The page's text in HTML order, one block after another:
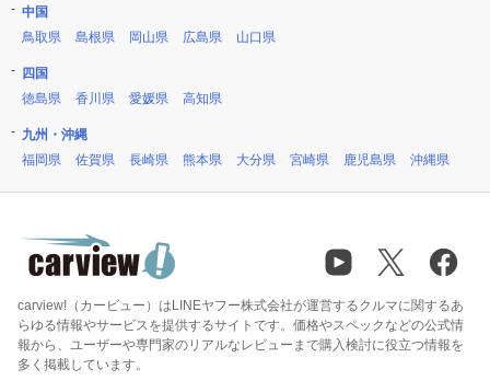
中国
鳥取県
島根県 岡山県 広島県 山口県
四国
徳島県
香川県 愛媛県 高知県
九州・沖縄
福岡県
佐賀県 長崎県 熊本県 大分県 宮崎県 鹿児島県 沖縄県
carview!（カービュー）はLINEヤフー株式会社が運営するクルマに関するあ
らゆる情報やサービスを提供するサイトです。価格やスペックなどの公式情
報から、ユーザーや専門家のリアルなレビューまで購入検討に役立つ情報を
多く掲載しています。